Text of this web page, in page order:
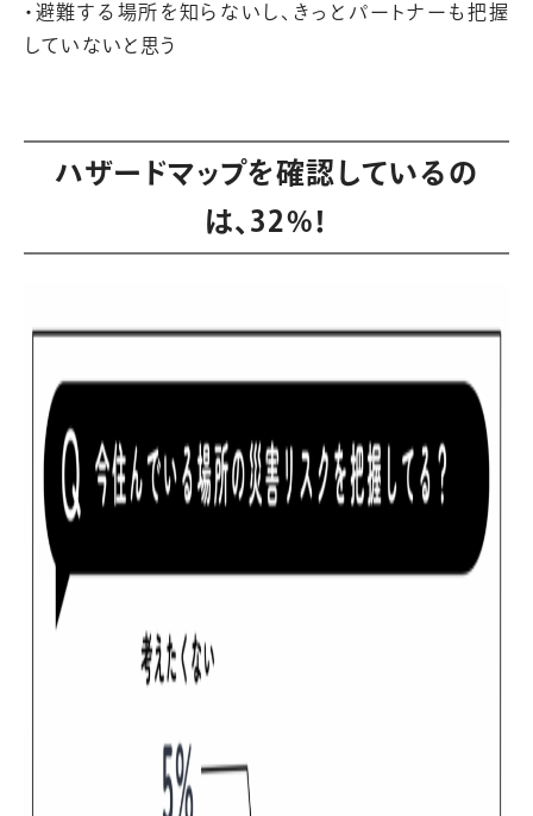
・避難する場所を知らないし、きっとパートナーも把握
していないと思う
ハザードマップを確認しているの
は、32%！